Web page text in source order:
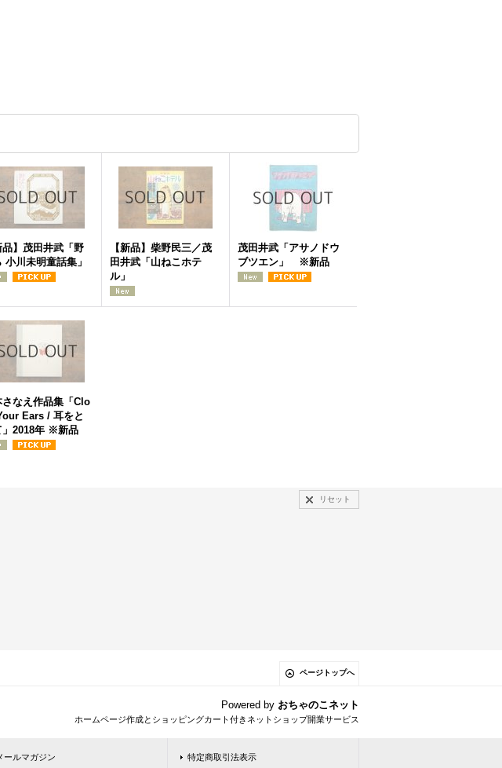
品】茂田井武「野
小川未明童話集」
【新品】柴野民三／茂
田井武「山ねこホテ
ル」
茂田井武「アサノドウ
ブツエン」 ※新品
さなえ作品集「Clo
Ears / 耳をと
」2018年 ※新品
リセット
ページトップへ
Powered by おちゃのこネット
ホームページ作成とショッピングカート付きネットショップ開業サービス
ールマガジン 特定商取引法表示